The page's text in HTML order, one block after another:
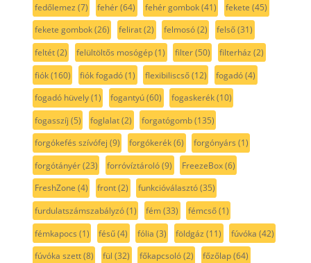
fedőlemez (7) fehér(64) fehér gombok(41) fekete (45)
fekete gombok(26) felirat(2) felmosó(2) felső(31)
feltét(2) felültöltős mosógép(1) filter(50) filterház (2)
fiók(160) fiók fogadó(1) flexibiliscső(12) fogadó(4)
fogadó hüvely(1) fogantyú(60) fogaskerék(10)
fogasszíj (5) foglalat(2) forgatógomb(135)
forgókefés szívófej (9) forgókerék(6) forgónyárs (1)
forgótányér(23) forróvíztároló(9) FreezeBox(6)
FreshZone (4) front(2) funkcióválasztó(35)
furdulatszámszabályzó(1) fém(33) fémcső(1)
fémkapocs (1) fésű(4) fólia (3) földgáz (11) fúvóka (42)
fúvóka szett(8) fül (32) főkapcsoló(2) főzőlap(64)